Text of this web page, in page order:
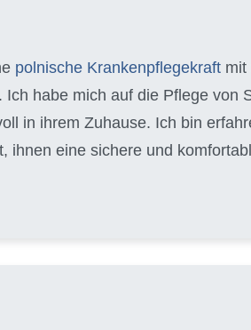
polnische Krankenpflegekraft mit
Ich habe mich auf die Pflege von
in ihrem Zuhause. Ich bin
ihnen eine sichere und